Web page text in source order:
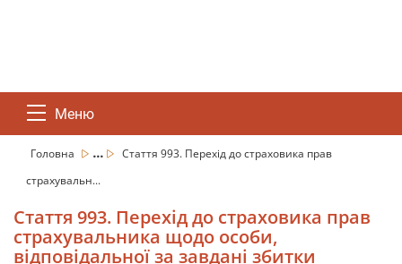
Меню
Головна ...
Стаття 993. Перехід до страховика прав
страхувальн...
Стаття 993. Перехід до страховика прав
страхувальника щодо особи,
відповідальної за завдані збитки